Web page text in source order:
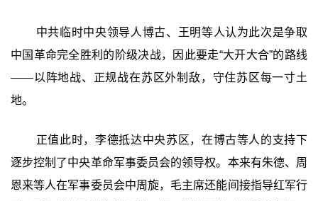
中共临时中央领导人博古、王明等人认为此次是争取
中国革命完全胜利的阶级决战，因此要走“大开大合”的路线
——以阵地战、正规战在苏区外制敌，守住苏区每一寸土
地。
正值此时，李德抵达中央苏区，在博古等人的支持下
逐步控制了中央革命军事委员会的领导权。本来有朱德、周
恩来等人在军事委员会中周旋，毛主席还能间接指导红军行